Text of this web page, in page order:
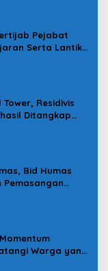
Pejabat
Serta Lantik
Residivis
Ditangkap
Bid Humas
Stiker
Warga yang